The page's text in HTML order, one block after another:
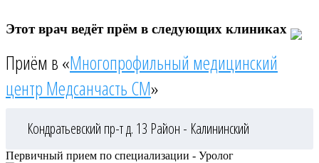
Этот врач ведёт прём в следующих клиниках
Приём в «Многопрофильный медицинский
центр Медсанчасть СМ»
Кондратьевский пр-т д. 13 Район - Калининский
Первичный прием по специализации - Уролог